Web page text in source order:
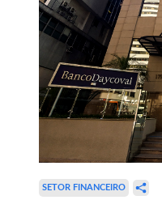
SETOR FINANCEIRO